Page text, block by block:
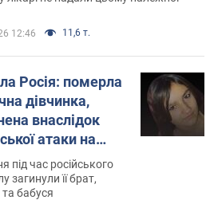
12:46 11,6 т.
Росія: померла
дівчинка,
внаслідок
атаки на
Фото
під час російського
загинули її брат,
та бабуся